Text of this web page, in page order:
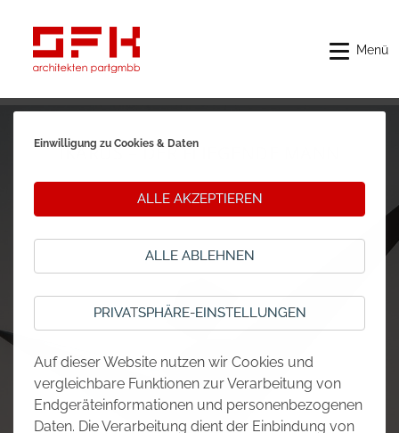
Einwilligung zu Cookies & Daten
ALLE AKZEPTIEREN
ALLE ABLEHNEN
PRIVATSPHÄRE-EINSTELLUNGEN
Auf dieser Website nutzen wir Cookies und
vergleichbare Funktionen zur Verarbeitung von
Endgeräteinformationen und personenbezogenen
Daten. Die Verarbeitung dient der Einbindung von
Menü
IKARUS – DER FLIEGENDE MANN